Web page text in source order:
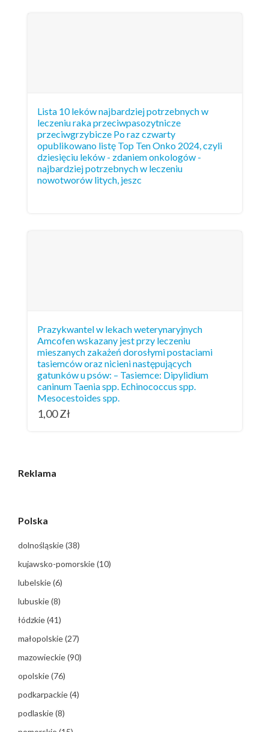
Lista 10 leków najbardziej potrzebnych w
leczeniu raka przeciwpasozytnicze
przeciwgrzybicze Po raz czwarty
opublikowano listę Top Ten Onko 2024, czyli
dziesięciu leków - zdaniem onkologów -
najbardziej potrzebnych w leczeniu
nowotworów litych, jeszc
Prazykwantel w lekach weterynaryjnych
Amcofen wskazany jest przy leczeniu
mieszanych zakażeń dorosłymi postaciami
tasiemców oraz nicieni następujących
gatunków u psów: – Tasiemce: Dipylidium
caninum Taenia spp. Echinococcus spp.
Mesocestoides spp.
1,00Zł
Reklama
Polska
dolnośląskie(38)
kujawsko-pomorskie(10)
lubelskie(6)
lubuskie(8)
łódzkie(41)
małopolskie(27)
mazowieckie(90)
opolskie(76)
podkarpackie(4)
podlaskie(8)